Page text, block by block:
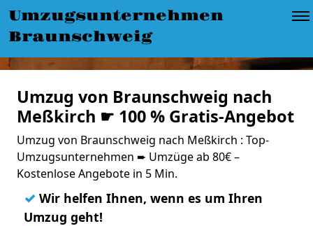
Umzugsunternehmen
Braunschweig
Umzug von Braunschweig nach
Meßkirch ☛ 100 % Gratis-Angebot
Umzug von Braunschweig nach Meßkirch : Top-
Umzugsunternehmen ➨ Umzüge ab 80€ –
Kostenlose Angebote in 5 Min.
✓ Wir helfen Ihnen, wenn es um Ihren
Umzug geht!